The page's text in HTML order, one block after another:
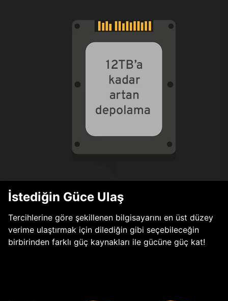
İstediğin Güce Ulaş
Tercihlerine göre şekillenen bilgisayarını en üst düzey
verime ulaştırmak için dilediğin gibi seçebileceğin
birbirinden farklı güç kaynakları ile gücüne güç kat!